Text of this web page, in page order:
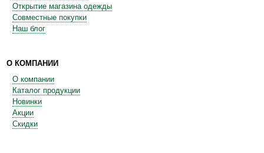
Открытие магазина одежды
Совместные покупки
Наш блог
О КОМПАНИИ
О компании
Каталог продукции
Новинки
Акции
Скидки